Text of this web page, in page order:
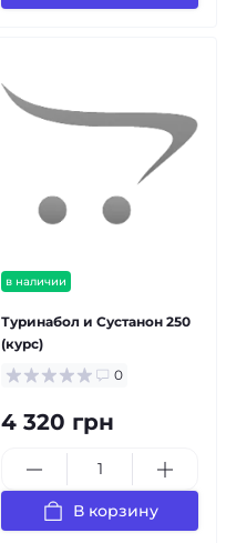
в наличии
Туринабол и Сустанон 250
(курс)
0
4 320 грн
В корзину